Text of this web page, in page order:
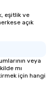
eşitlik ve
açık
veya
mı
için hangi